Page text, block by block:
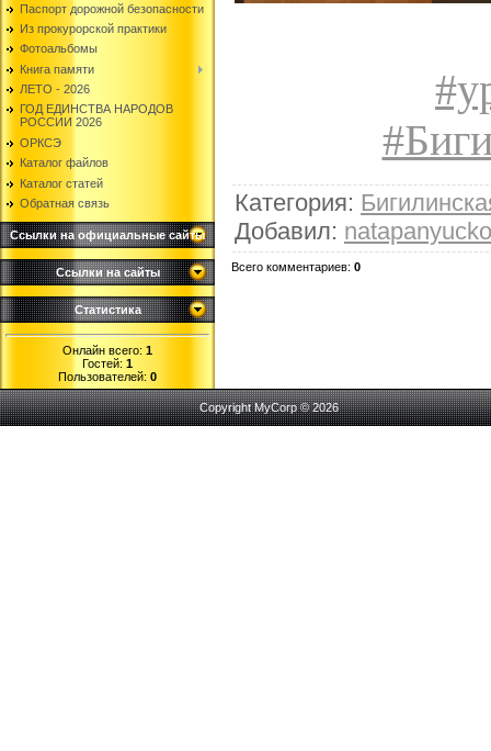
Паспорт дорожной безопасности
Из прокурорской практики
Фотоальбомы
Книга памяти
ЛЕТО - 2026
ГОД ЕДИНСТВА НАРОДОВ
РОССИИ 2026
ОРКСЭ
Каталог файлов
Каталог статей
Обратная связь
Ссылки на официальные сайты
Ссылки на сайты
Статистика
Онлайн всего: 1
Гостей: 1
Пользователей: 0
Категория:
Добавил:
Всего комментариев: 0
Copyright MyCorp © 2026